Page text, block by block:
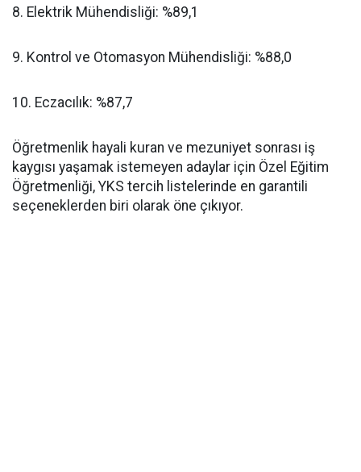
​8. Elektrik Mühendisliği: %89,1
​9. Kontrol ve Otomasyon Mühendisliği: %88,0
​10. Eczacılık: %87,7
​Öğretmenlik hayali kuran ve mezuniyet sonrası iş
kaygısı yaşamak istemeyen adaylar için Özel Eğitim
Öğretmenliği, YKS tercih listelerinde en garantili
seçeneklerden biri olarak öne çıkıyor.